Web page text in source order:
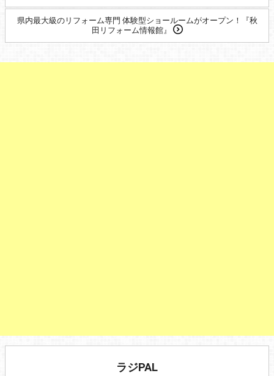
県内最大級のリフォーム専門 体験型ショールームがオープン！『秋
田リフォーム情報館』
ラジPAL